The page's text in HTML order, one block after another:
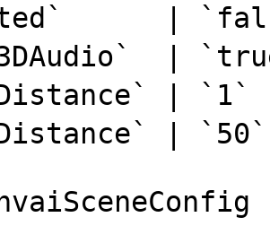
|
|
| `1`
|